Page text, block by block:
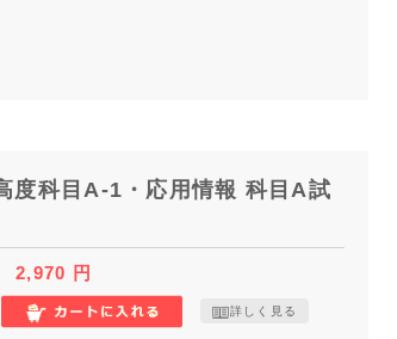
度科目A-1・応用情報 科目A試
2,970 円
詳しく見る